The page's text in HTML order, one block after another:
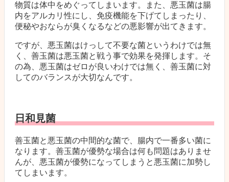
物質は体中をめぐってしまいます。また、悪玉菌は腸
内をアルカリ性にし、免疫機能を下げてしまったり、
便秘やおならが臭くなるなどの悪影響が出てきます。
ですが、悪玉菌はけっして不要な菌というわけでは無
く、善玉菌は悪玉菌と戦う事で効果を発揮します。そ
の為、悪玉菌はゼロが良いわけでは無く、善玉菌に対
してのバランスが大切なんです。
日和見菌
善玉菌と悪玉菌の中間的な菌で、腸内で一番多い菌に
なります。善玉菌が優勢な場合は何も問題はありませ
んが、悪玉菌が優勢になってしまうと悪玉菌に加勢し
てしまいます。